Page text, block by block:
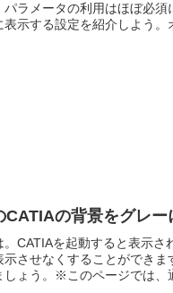
パラメータの利用はほぼ必
表示する設定を紹介しよう。
CATIAの背景をグレー
。CATIAを起動すると表示
示させなくすることができ
しょう。※このページでは、